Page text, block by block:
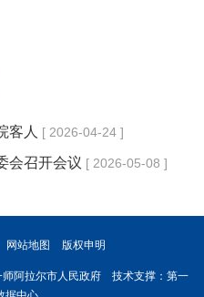
客人 [ 2026-04-24 ]
会召开会议 [ 2026-05-08 ]
网站地图 版权申明
阿拉尔市人民政府 技术支撑：第一